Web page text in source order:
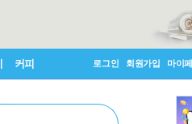
커피 로그인 회원가입 마이